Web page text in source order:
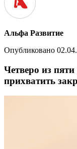
Альфа Развитие
Опубликовано
Четверо из
прихватить